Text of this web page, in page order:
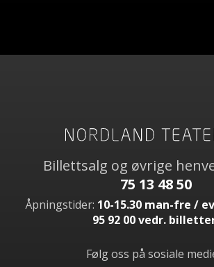
Billettsalg og øvrige
75 13 48 50
Åpningstider: 10-15.30 man-fre /
95 92 00 vedr.
Følg oss på sosiale